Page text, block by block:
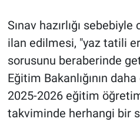
Sınav hazırlığı
ilan edilmesi, "yaz tatili
sorusunu beraberinde
Eğitim Bakanlığının daha
2025-2026 eğitim öğretim
takviminde herhangi bir